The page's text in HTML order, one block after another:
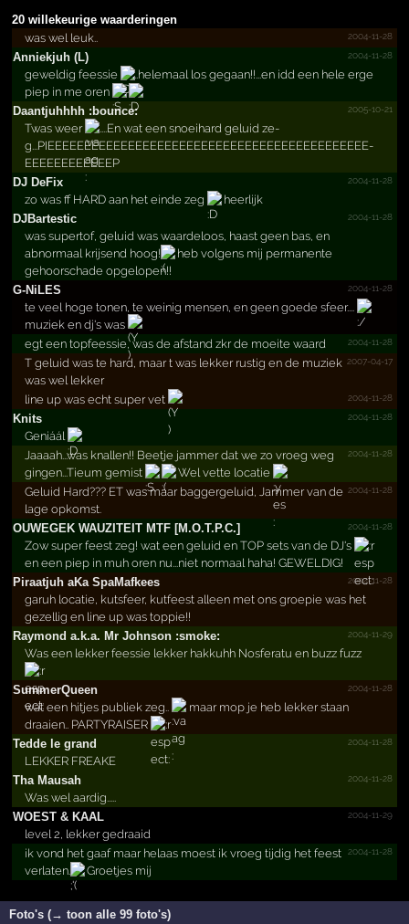
20 willekeurige waarderingen
2004-11-28
was wel leuk..
Anniekjuh (L)
2004-11-28
geweldig feessie
..helemaal los gegaan!!...en idd een hele erge
piep in me oren
Daantjuhhhh :bounce:
2005-10-21
Twas weer
....En wat een snoeihard geluid ze­
g...PIEEEEEEEEEEEEEEEEEEEEEEEEEEEEEEEEEEEEEEEEEEEE­
EEEEEEEEEEEEP
DJ DeFix
2004-11-28
zo was ff HARD aan het einde zeg
heerlijk
DJBartestic
2004-11-28
was supertof, geluid was waardeloos, haast geen bas, en
abnormaal krijsend hoog!
heb volgens mij permanente
gehoorschade opgelopen!!
G-NiLES
2004-11-28
te veel hoge tonen, te weinig mensen, en geen goede sfeer....
muziek en dj's was
2004-11-28
egt een topfeessie, was de afstand zkr de moeite waard
2007-04-17
T geluid was te hard, maar t was lekker rustig en de muziek
was wel lekker
2004-11-28
line up was echt super vet
Knits
2004-11-28
Geniáál
2004-11-28
Jaaaah...was knallen!! Beetje jammer dat we zo vroeg weg
gingen...Tieum gemist
Wel vette locatie
2004-11-28
Geluid Hard??? ET was maar baggergeluid, Jammer van de
lage opkomst.
OUWEGEK WAUZITEIT MTF [M.­O.­T.­P.­C.­]
2004-11-28
Zow super feest zeg! wat een geluid en TOP sets van de DJ's
en een piep in muh oren nu...niet normaal haha! GEWELDIG!
Piraatjuh aKa SpaMafkees
2004-11-28
garuh locatie, kutsfeer, kutfeest alleen met ons groepie was het
gezellig en line up was toppie!!
Raymond a.­k.­a.­ Mr Johnson :smoke:
2004-11-29
Was een lekker feessie lekker hakkuhh Nosferatu en buzz fuzz
SummerQueen 2004-11-28
wat een hitjes publiek zeg..
maar mop je heb lekker staan
draaien.. PARTYRAISER
Tedde le grand
2004-11-28
LEKKER FREAKE
Tha Mausah
2004-11-28
Was wel aardig.....
WOEST & KAAL
2004-11-29
level 2, lekker gedraaid
2004-11-28
ik vond het gaaf maar helaas moest ik vroeg tijdig het feest
verlaten.
Groetjes mij
Foto's (→ toon alle 99 foto's)